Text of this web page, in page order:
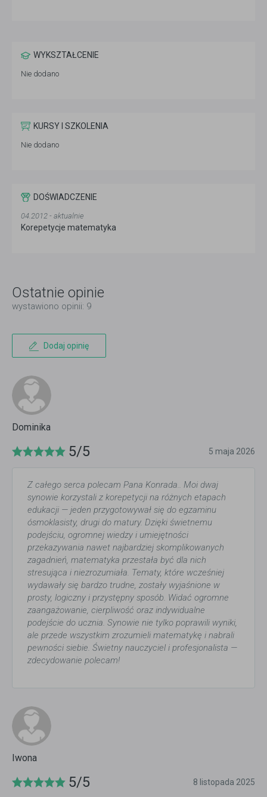
WYKSZTAŁCENIE
Nie dodano
KURSY I SZKOLENIA
Nie dodano
DOŚWIADCZENIE
04.2012 - aktualnie
Korepetycje matematyka
Ostatnie opinie
wystawiono opinii: 9
Dodaj opinię
Dominika
5/5 5 maja 2026
Z całego serca polecam Pana Konrada.. Moi dwaj
synowie korzystali z korepetycji na różnych etapach
edukacji — jeden przygotowywał się do egzaminu
ósmoklasisty, drugi do matury. Dzięki świetnemu
podejściu, ogromnej wiedzy i umiejętności
przekazywania nawet najbardziej skomplikowanych
zagadnień, matematyka przestała być dla nich
stresująca i niezrozumiała. Tematy, które wcześniej
wydawały się bardzo trudne, zostały wyjaśnione w
prosty, logiczny i przystępny sposób. Widać ogromne
zaangażowanie, cierpliwość oraz indywidualne
podejście do ucznia. Synowie nie tylko poprawili wyniki,
ale przede wszystkim zrozumieli matematykę i nabrali
pewności siebie. Świetny nauczyciel i profesjonalista —
zdecydowanie polecam!
Iwona
5/5 8 listopada 2025